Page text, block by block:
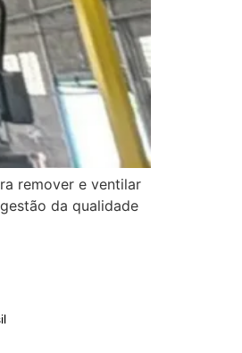
remover e ventilar
da qualidade